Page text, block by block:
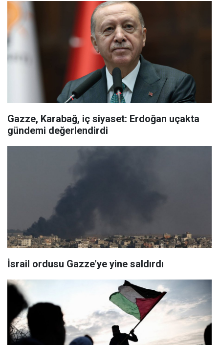
Gazze, Karabağ, iç siyaset: Erdoğan uçakta
gündemi değerlendirdi
İsrail ordusu Gazze'ye yine saldırdı